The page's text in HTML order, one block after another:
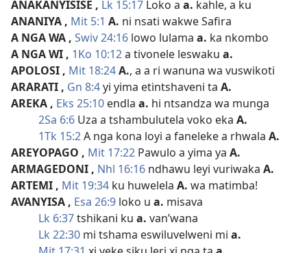
ANAKANYISISE , Lk 15:17 Loko a a. kahle, a ku
ANANIYA , Mit 5:1 A. ni nsati wakwe Safira
A NGA WA , Swiv 24:16 lowo lulama a. ka nkombo
A NGA WI , 1Ko 10:12a tivonele leswaku a.
APOLOSI , Mit 18:24A., a a ri wanuna wa vuswikoti
ARARATI , Gn 8:4yi yima etintshaveni ta A.
AREKA , Eks 25:10 endla a. hi ntsandza wa munga
2Sa 6:6 Uza a tshambulutela voko eka A.
1Tk 15:2A nga kona loyi a faneleke a rhwala A.
AREYOPAGO , Mit 17:22 Pawulo a yima ya A.
ARMAGEDONI , Nhl 16:16 ndhawu leyi vuriwaka A.
ARTEMI , Mit 19:34 ku huwelela A. wa matimba!
AVANYISA , Esa 26:9 loko u a. misava
Lk 6:37tshikani ku a. van’wana
Lk 22:30 mi tshama eswiluvelweni mi a.